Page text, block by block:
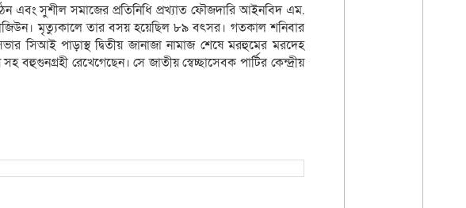
এবং সুশীল সমাজের প্রতিনিধি প্রখ্যাত ফৌজদারি আইনবিদ এম.
রাজিউন। মৃত্যুকালে তার বসয় হয়েছিল ৮৯ বৎসর। গতকাল শনিবার
সিআই পাড়াস্থ দ্বিতীয় জানাজা নামাজ শেষে মরহুমের মরদেহ
রেখেগেছেন। সে জাতীয় স্বেচ্ছাসেবক পার্টির কেন্দ্রীয়